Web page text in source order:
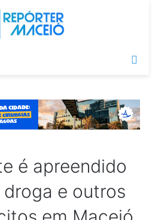
é apreendido
e outros